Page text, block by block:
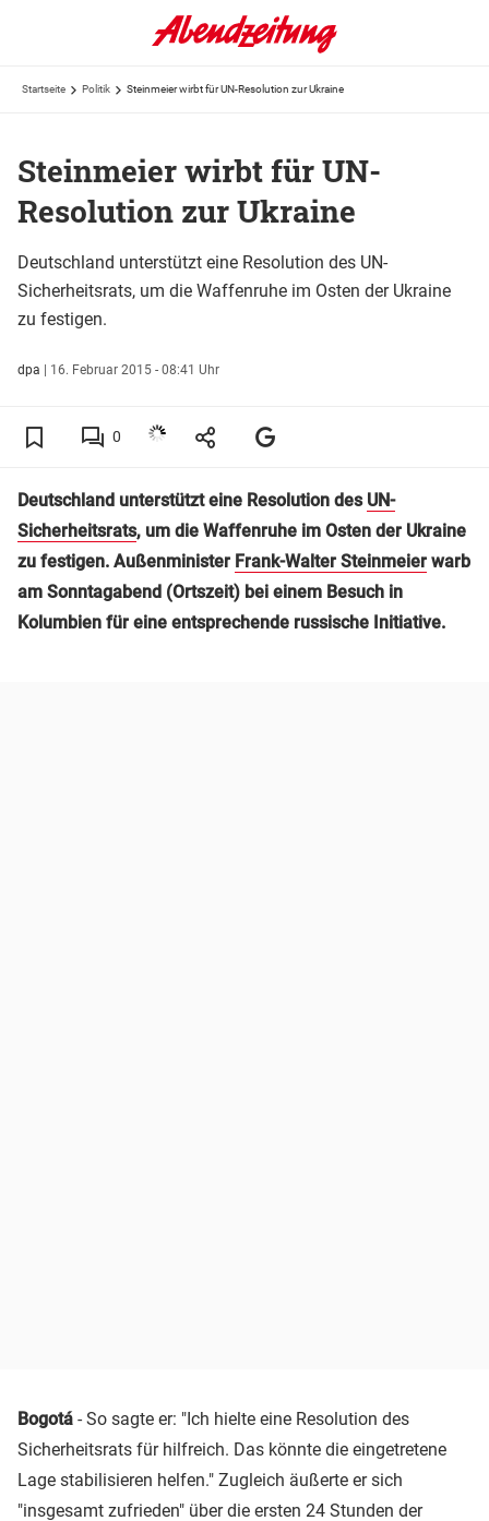
Startseite Politik Steinmeier wirbt für UN-Resolution zur Ukraine
Steinmeier wirbt für UN-
Resolution zur Ukraine
Deutschland unterstützt eine Resolution des UN-
Sicherheitsrats, um die Waffenruhe im Osten der Ukraine
zu festigen.
dpa | 16. Februar 2015 - 08:41 Uhr
0
Deutschland unterstützt eine Resolution des UN-
Sicherheitsrats, um die Waffenruhe im Osten der Ukraine
zu festigen. Außenminister Frank-Walter Steinmeier warb
am Sonntagabend (Ortszeit) bei einem Besuch in
Kolumbien für eine entsprechende russische Initiative.
Bogotá - So sagte er: "Ich hielte eine Resolution des
Sicherheitsrats für hilfreich. Das könnte die eingetretene
Lage stabilisieren helfen." Zugleich äußerte er sich
"insgesamt zufrieden" über die ersten 24 Stunden der